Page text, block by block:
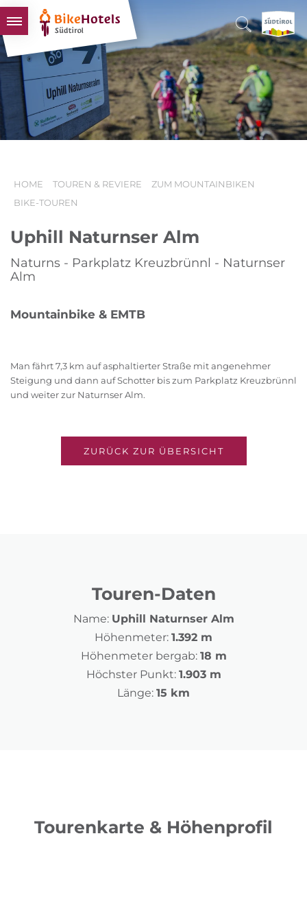
BIKEHOTELS
HOTELS & PAKETE
TOUREN & REVIERE
SÜDTIROL & WIR
HOME TOUREN & REVIERE
ZUM MOUNTAINBIKEN
BIKE-TOUREN
Uphill Naturnser Alm
Naturns - Parkplatz Kreuzbrünnl - Naturnser
Alm
Mountainbike & EMTB
Man fährt 7,3 km auf asphaltierter Straße mit angenehmer
Steigung und dann auf Schotter bis zum Parkplatz Kreuzbrünnl
und weiter zur Naturnser Alm.
ZURÜCK ZUR ÜBERSICHT
Touren-Daten
Name: Uphill Naturnser Alm
Höhenmeter: 1.392 m
Höhenmeter bergab: 18 m
Höchster Punkt: 1.903 m
Länge: 15 km
Tourenkarte & Höhenprofil